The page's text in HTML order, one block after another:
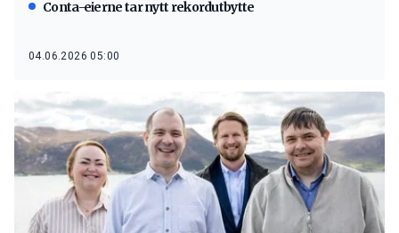
Conta-eierne tar nytt rekordutbytte
04.06.2026 05:00